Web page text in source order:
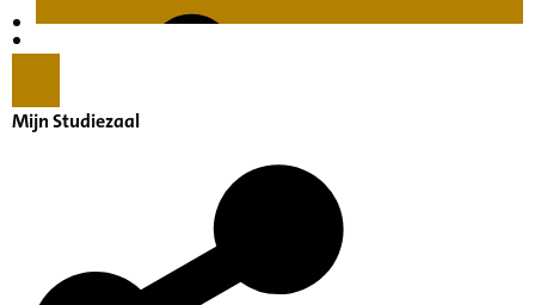
Mijn Studiezaal